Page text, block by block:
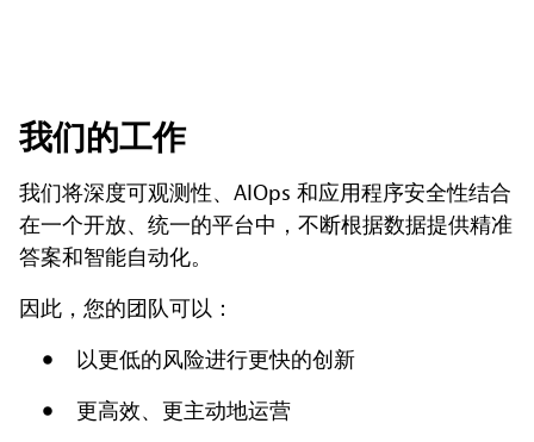
我们的工作
我们将深度可观测性、AIOps 和应用程序安全性结合
在一个开放、统一的平台中，不断根据数据提供精准
答案和智能自动化。
因此，您的团队可以：
以更低的风险进行更快的创新
更高效、更主动地运营